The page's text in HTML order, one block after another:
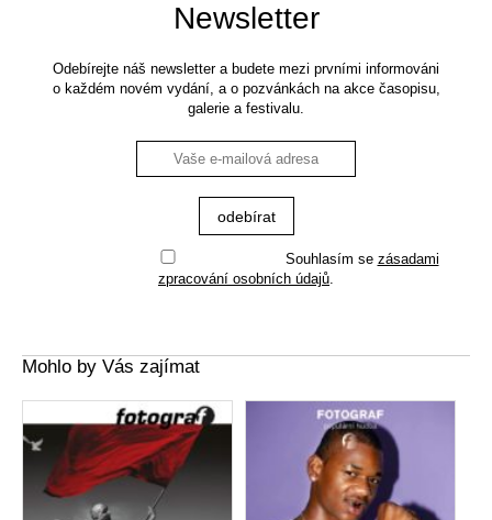
Newsletter
Odebírejte náš newsletter a budete mezi prvními informováni
o každém novém vydání, a o pozvánkách na akce časopisu,
galerie a festivalu.
Souhlasím se zásadami
zpracování osobních údajů.
Mohlo by Vás zajímat